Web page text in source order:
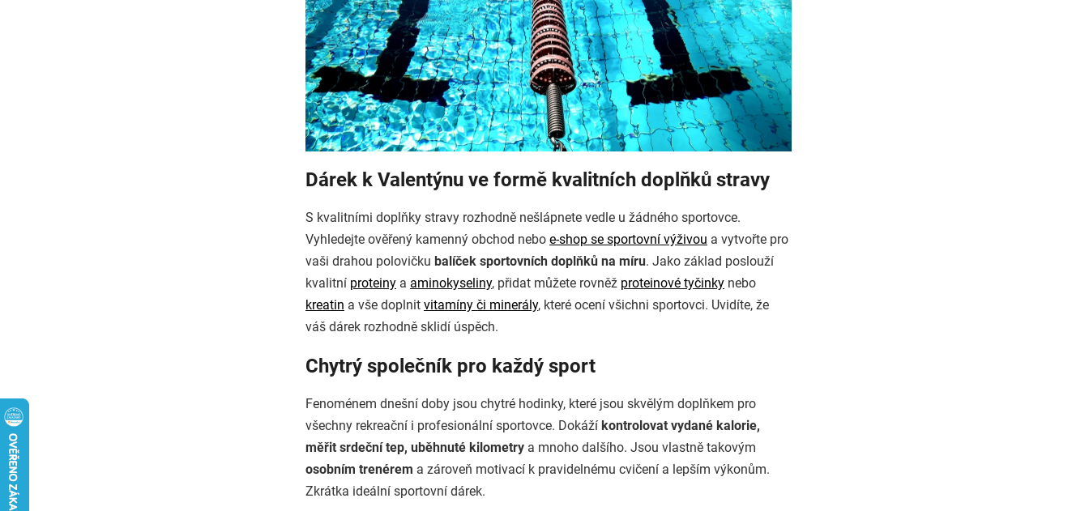
Dárek k Valentýnu ve formě kvalitních doplňků stravy
S kvalitními doplňky stravy rozhodně nešlápnete vedle u žádného sportovce.
Vyhledejte ověřený kamenný obchod nebo e-shop se sportovní výživou a vytvořte pro
vaši drahou polovičku balíček sportovních doplňků na míru. Jako základ poslouží
kvalitní proteiny a aminokyseliny, přidat můžete rovněž proteinové tyčinky nebo
kreatin a vše doplnit vitamíny či minerály, které ocení všichni sportovci. Uvidíte, že
váš dárek rozhodně sklidí úspěch.
Chytrý společník pro každý sport
Fenoménem dnešní doby jsou chytré hodinky, které jsou skvělým doplňkem pro
všechny rekreační i profesionální sportovce. Dokáží kontrolovat vydané kalorie,
měřit srdeční tep, uběhnuté kilometry a mnoho dalšího. Jsou vlastně takovým
osobním trenérem a zároveň motivací k pravidelnému cvičení a lepším výkonům.
Zkrátka ideální sportovní dárek.